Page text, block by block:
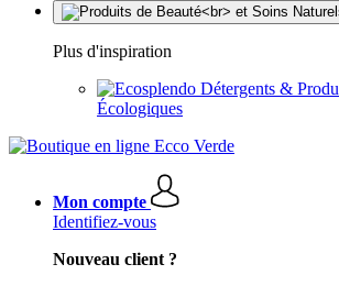
Plus d'inspiration
Détergents &
Écologiques
Mon compte
Identifiez-vous
Nouveau client ?